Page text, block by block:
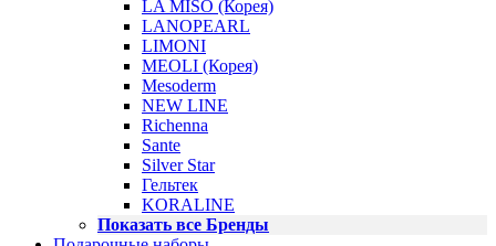
LA MISO (Корея)
LANOPEARL
LIMONI
MEOLI (Корея)
Mesoderm
NEW LINE
Richenna
Sante
Silver Star
Гельтек
KORALINE
Показать все Бренды